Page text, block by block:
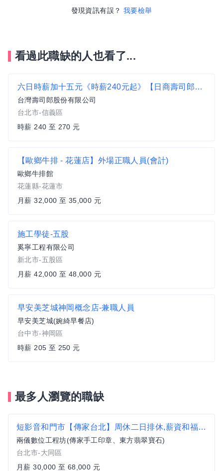
發現資訊有誤？ 我要檢舉
看過此職缺的人也看了...
六日時薪加十五元《時薪240元起》【日商壽司郎】微風南山店-洗碗作業員★歡迎長期打工、二度就業
台灣壽司郎股份有限公司
台北市-信義區
時薪 240 至 270 元
【歐鄉牛排 - 花蓮店】外場正職人員(會計)
歐鄉牛排館
花蓮縣-花蓮市
月薪 32,000 至 35,000 元
施工學徒-五股
奚寧工程有限公司
新北市-五股區
月薪 42,000 至 48,000 元
早安美芝城神岡概念店-兼職人員
早安美芝城(婉綺早餐店)
台中市-神岡區
時薪 205 至 250 元
最多人瀏覽的職缺
短影音和門市【傳家台北】周休二日排休,薪資和福利優於行情,同仁分紅,年終,團體績效,激勵獎金,三節獎金,無經驗可
兩儀數位工程坊(傳家手工印章、東方翡翠寶石)
台北市-大同區
月薪 30,000 至 68,000 元